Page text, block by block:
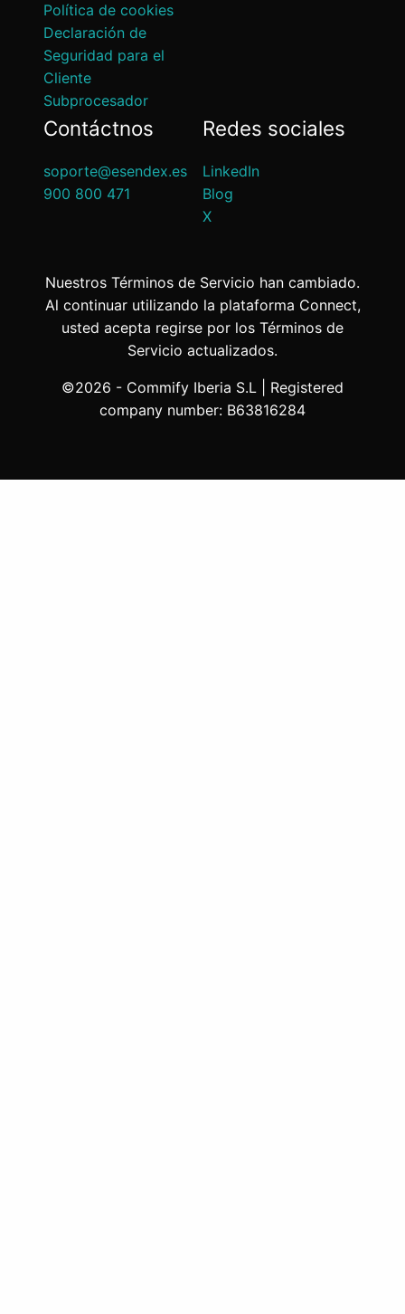
Política de cookies
Declaración de
Seguridad para el
Cliente
Subprocesador
Contáctnos
soporte@esendex.es
900 800 471
Redes sociales
LinkedIn
Blog
X
Nuestros Términos de Servicio han cambiado.
Al continuar utilizando la plataforma Connect,
usted acepta regirse por los Términos de
Servicio actualizados.
©2026 - Commify Iberia S.L | Registered
company number: B63816284